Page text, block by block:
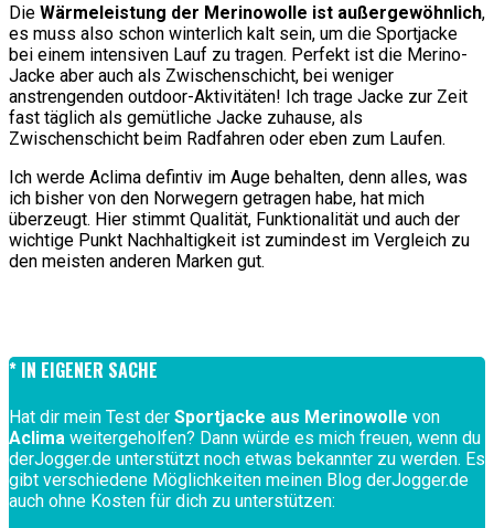
Die Wärmeleistung der Merinowolle ist außergewöhnlich,
es muss also schon winterlich kalt sein, um die Sportjacke
bei einem intensiven Lauf zu tragen. Perfekt ist die Merino-
Jacke aber auch als Zwischenschicht, bei weniger
anstrengenden outdoor-Aktivitäten! Ich trage Jacke zur Zeit
fast täglich als gemütliche Jacke zuhause, als
Zwischenschicht beim Radfahren oder eben zum Laufen.
Ich werde Aclima defintiv im Auge behalten, denn alles, was
ich bisher von den Norwegern getragen habe, hat mich
überzeugt. Hier stimmt Qualität, Funktionalität und auch der
wichtige Punkt Nachhaltigkeit ist zumindest im Vergleich zu
den meisten anderen Marken gut.
* IN EIGENER SACHE
Hat dir mein Test der Sportjacke aus Merinowolle von
Aclima weitergeholfen? Dann würde es mich freuen, wenn du
derJogger.de unterstützt noch etwas bekannter zu werden. Es
gibt verschiedene Möglichkeiten meinen Blog derJogger.de
auch ohne Kosten für dich zu unterstützen: